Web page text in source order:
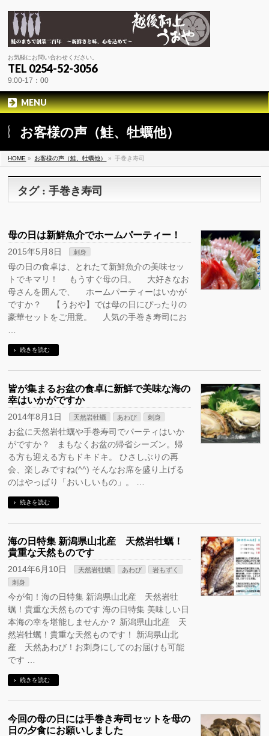
お気軽にお問い合わせください。
TEL 0254-52-3056
9:00-17：00
MENU
お客様の声（鮭、牡蠣他）
HOME » お客様の声（鮭、牡蠣他） » 手巻き寿司
タグ : 手巻き寿司
母の日は新鮮魚介でホームパーティー！
2015年5月8日 刺身
母の日の食卓は、とれたて新鮮魚介の美味セッ
トでキマリ！ もうすぐ母の日。 大好きなお
母さんを囲んで、 ホームパーティーはいかが
ですか？ 【うおや】では母の日にぴったりの
豪華セットをご用意。 人気の手巻き寿司にお
続きを読む
皆が集まるお盆の食卓に新鮮で美味な海の
幸はいかがですか
2014年8月1日 天然岩牡蠣 あわび 刺身
お盆に天然岩牡蠣や手巻寿司でパーティはいか
がですか？ まもなくお盆の帰省シーズン。帰
る方も迎える方もドキドキ。 ひさしぶりの再
会、楽しみですね(^^) そんなお席を盛り上げる
のはやっぱり「おいしいもの」。 …
続きを読む
海の日特集 新潟県山北産 天然岩牡蠣！
貴重な天然ものです
2014年6月10日 天然岩牡蠣 あわび
岩もずく
刺身
今が旬！海の日特集 新潟県山北産 天然岩牡
蠣！貴重な天然ものです 海の日特集 美味しい日
本海の幸を堪能しませんか？ 新潟県山北産 天
然岩牡蠣！貴重な天然ものです！ 新潟県山北
産 天然あわび！お刺身にしてのお届けも可能
です …
続きを読む
今回の母の日には手巻き寿司セットを母の
日の夕食にお願いしました